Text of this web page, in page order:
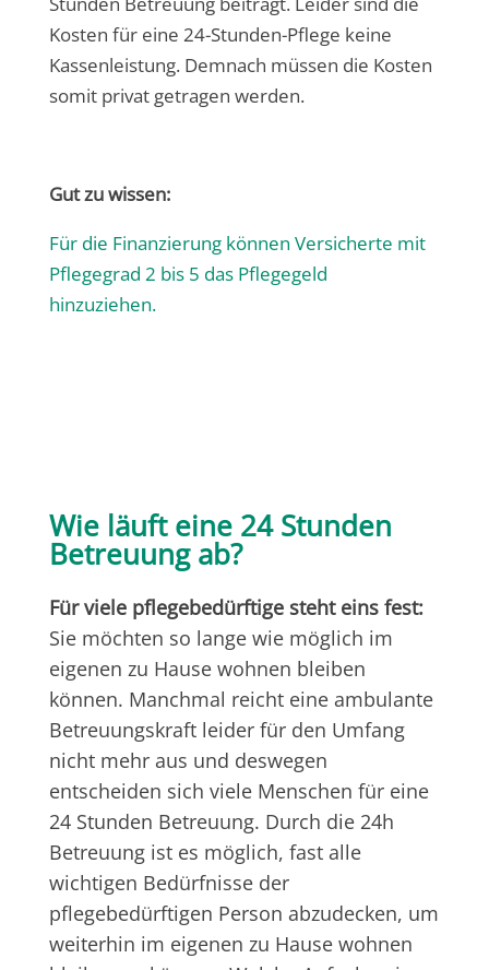
Kosten für eine 24-Stunden-Pflege keine
Kassenleistung. Demnach müssen die Kosten
somit privat getragen werden.
Gut zu wissen:
Für die Finanzierung können Versicherte mit
Pflegegrad 2 bis 5 das Pflegegeld
hinzuziehen.
Wie läuft eine 24 Stunden
Betreuung ab?
Für viele pflegebedürftige steht eins fest:
Sie möchten so lange wie möglich im
eigenen zu Hause wohnen bleiben
können. Manchmal reicht eine ambulante
Betreuungskraft leider für den Umfang
nicht mehr aus und deswegen
entscheiden sich viele Menschen für eine
24 Stunden Betreuung. Durch die 24h
Betreuung ist es möglich, fast alle
wichtigen Bedürfnisse der
pflegebedürftigen Person abzudecken, um
weiterhin im eigenen zu Hause wohnen